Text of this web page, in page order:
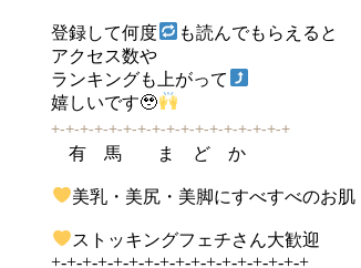
登録して何度
も読んでもらえると
アクセス数や
ランキングも上がって
嬉しいです🥹
+-+-+-+-+-+-+-+-+-+-+-+-+-+-+-+-+
有 馬 ま ど か
美乳・美尻・美脚にすべすべのお肌
ストッキングフェチさん大歓迎
+-+-+-+-+-+-+-+-+-+-+-+-+-+-+-+-+